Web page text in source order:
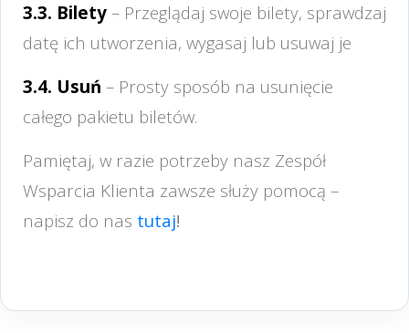
3.3. Bilety – Przeglądaj swoje bilety, sprawdzaj
datę ich utworzenia, wygasaj lub usuwaj je
3.4. Usuń – Prosty sposób na usunięcie
całego pakietu biletów.
Pamiętaj, w razie potrzeby nasz Zespół
Wsparcia Klienta zawsze służy pomocą –
napisz do nas tutaj!